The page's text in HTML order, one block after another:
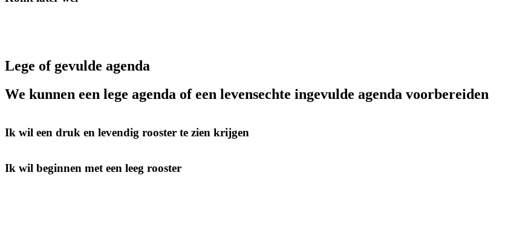
Lege of gevulde agenda
We kunnen een lege agenda of een levensechte ingevulde agenda voorbereiden
Ik wil een druk en levendig rooster te zien krijgen
Ik wil beginnen met een leeg rooster